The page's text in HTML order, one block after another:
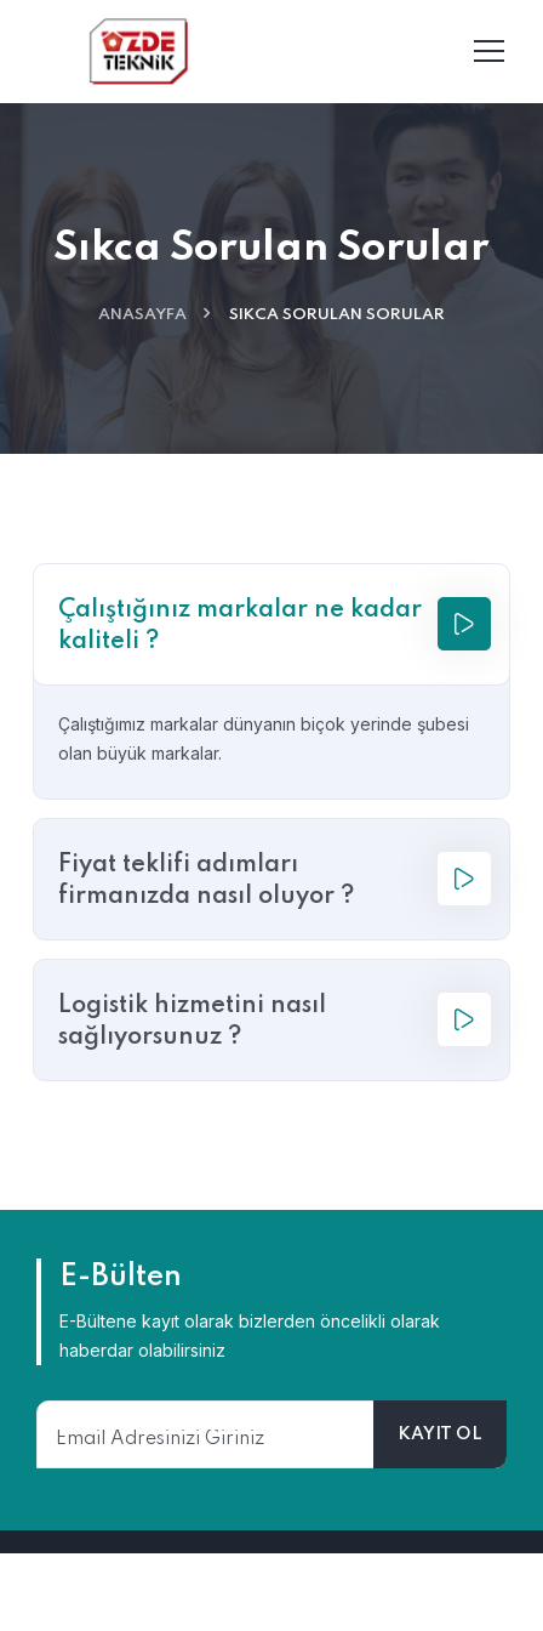
Sıkca Sorulan Sorular
ANASAYFA SIKCA SORULAN SORULAR
Çalıştığınız markalar ne kadar
kaliteli ?
Çalıştığımız markalar dünyanın biçok yerinde şubesi
olan büyük markalar.
Fiyat teklifi adımları
firmanızda nasıl oluyor ?
Logistik hizmetini nasıl
sağlıyorsunuz ?
E-Bülten
E-Bültene kayıt olarak bizlerden öncelikli olarak
haberdar olabilirsiniz